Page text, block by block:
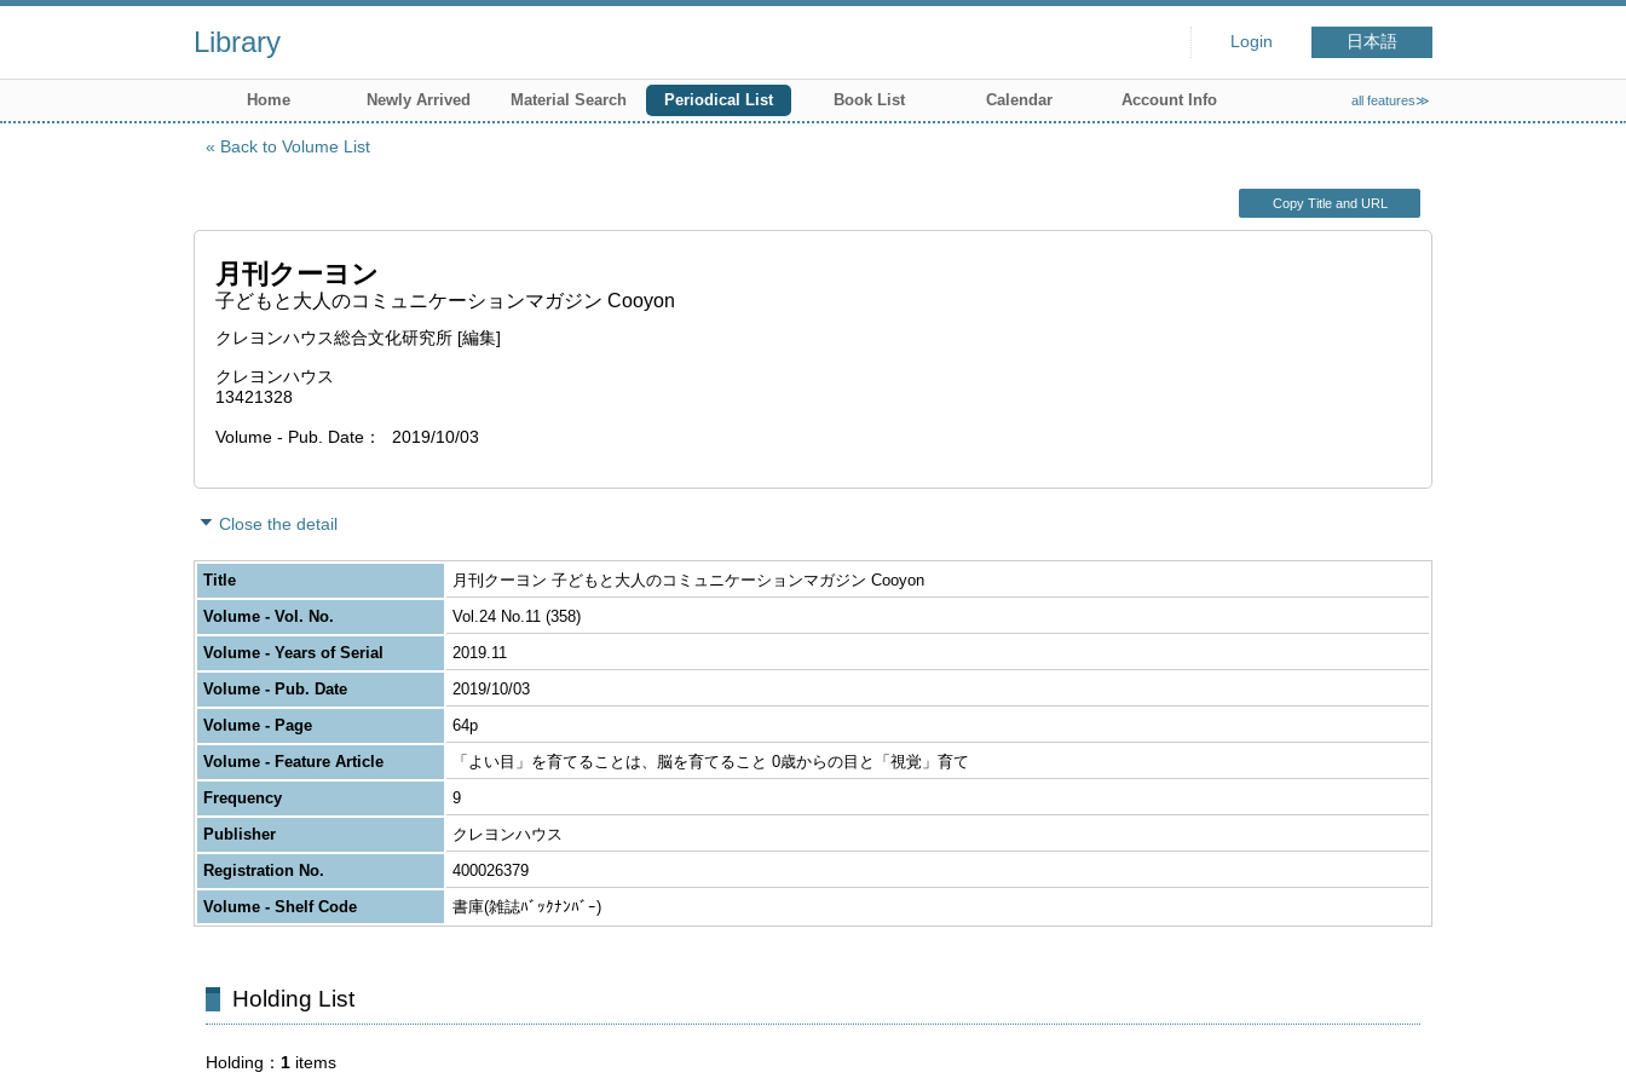
Library Login 日本語
Home Newly Arrived Material Search Periodical List Book List Calendar Account Info all features≫
Back to Volume List
Copy Title and URL
月刊クーヨン
子どもと大人のコミュニケーションマガジン Cooyon
クレヨンハウス総合文化研究所 [編集]
クレヨンハウス
13421328
Volume - Pub. Date 2019/10/03
Close the detail
Title
月刊クーヨン 子どもと大人のコミュニケーションマガジン Cooyon
Volume - Vol. No.
Vol.24 No.11 (358)
Volume - Years of Serial
2019.11
Volume - Pub. Date
2019/10/03
Volume - Page
64p
Volume - Feature Article
「よい目」を育てることは、脳を育てること 0歳からの目と「視覚」育て
Frequency
9
Publisher
クレヨンハウス
Registration No.
400026379
Volume - Shelf Code
書庫(雑誌ﾊﾞｯｸﾅﾝﾊﾞｰ)
Holding List
Holding 1 items